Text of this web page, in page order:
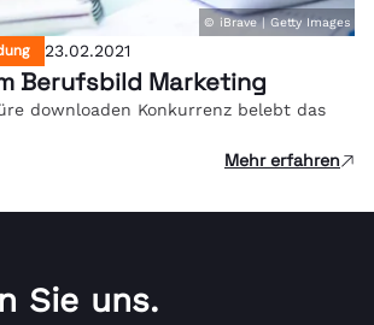
© iBrave | Getty Images
23.02.2021
Berufsbild Marketing
downloaden Konkurrenz belebt das
Mehr erfahren
Sie uns.